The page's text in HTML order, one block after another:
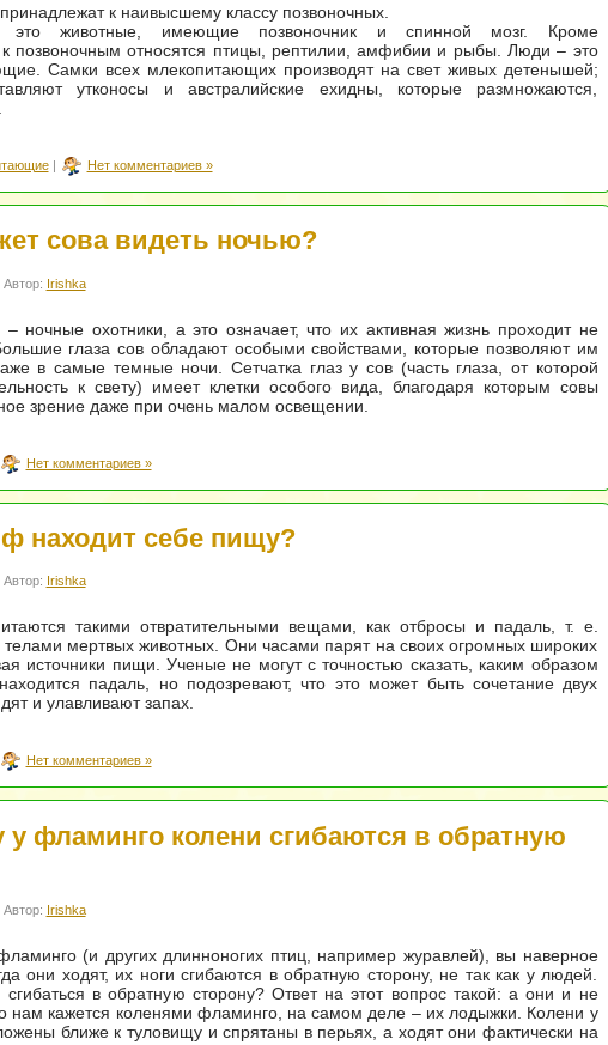
к наивысшему классу позвоночных.
это животные, имеющие позвоночник и спинной мозг. Кроме
позвоночным относятся птицы, рептилии, амфибии и рыбы. Люди – это
Самки всех млекопитающих производят на свет живых детенышей;
утконосы и австралийские ехидны, которые размножаются,
| Нет комментариев »
сова видеть ночью?
Автор: Irishka
– ночные охотники, а это означает, что их активная жизнь проходит не
глаза сов обладают особыми свойствами, которые позволяют им
в самые темные ночи. Сетчатка глаз у сов (часть глаза, от которой
к свету) имеет клетки особого вида, благодаря которым совы
зрение даже при очень малом освещении.
Нет комментариев »
находит себе пищу?
Автор: Irishka
такими отвратительными вещами, как отбросы и падаль, т. е.
мертвых животных. Они часами парят на своих огромных широких
источники пищи. Ученые не могут с точностью сказать, каким образом
падаль, но подозревают, что это может быть сочетание двух
и улавливают запах.
Нет комментариев »
у фламинго колени сгибаются в обратную
Автор: Irishka
(и других длинноногих птиц, например журавлей), вы наверное
они ходят, их ноги сгибаются в обратную сторону, не так как у людей.
сгибаться в обратную сторону? Ответ на этот вопрос такой: а они и не
нам кажется коленями фламинго, на самом деле – их лодыжки. Колени у
ближе к туловищу и спрятаны в перьях, а ходят они фактически на